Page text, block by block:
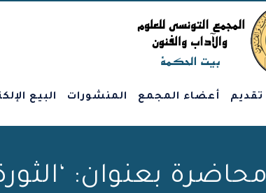
تقديم أعضاء المجمع المنشورات البيع
محاضرة بعنوان: